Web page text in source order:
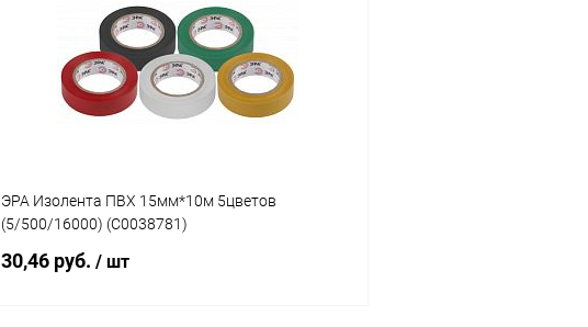
Купить в 1 клик К сравнению
В избранное В наличии
ЭРА Изолента ПВХ 15мм*10м 5цветов
(5/500/16000) (C0038781)
30,46 руб. / шт